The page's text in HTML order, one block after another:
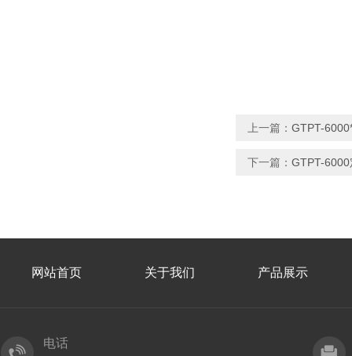
上一篇： GTPT-
下一篇： GTPT-
网站首页 关于我们 产品展示
电话